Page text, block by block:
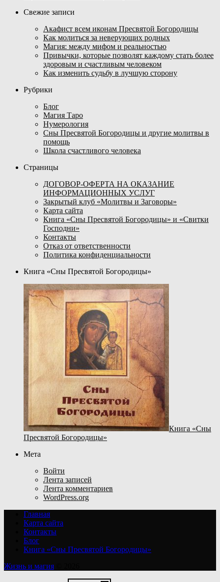
Свежие записи
Акафист всем иконам Пресвятой Богородицы
Как молиться за неверующих родных
Магия: между мифом и реальностью
Привычки, которые позволят каждому стать более
здоровым и счастливым человеком
Как изменить судьбу в лучшую сторону
Рубрики
Блог
Магия Таро
Нумерология
Сны Пресвятой Богородицы и другие молитвы в
помощь
Школа счастливого человека
Страницы
ДОГОВОР-ОФЕРТА НА ОКАЗАНИЕ
ИНФОРМАЦИОННЫХ УСЛУГ
Закрытый клуб «Молитвы и Заговоры»
Карта сайта
Книга «Сны Пресвятой Богородицы» и «Свитки
Господни»
Контакты
Отказ от ответственности
Политика конфиденциальности
Книга «Сны Пресвятой Богородицы»
Книга «Сны
Пресвятой Богородицы»
Мета
Войти
Лента записей
Лента комментариев
WordPress.org
Главная
Карта сайта
Контакты
Блог
Книга «Сны Пресвятой Богородицы»
Жизнь и магия